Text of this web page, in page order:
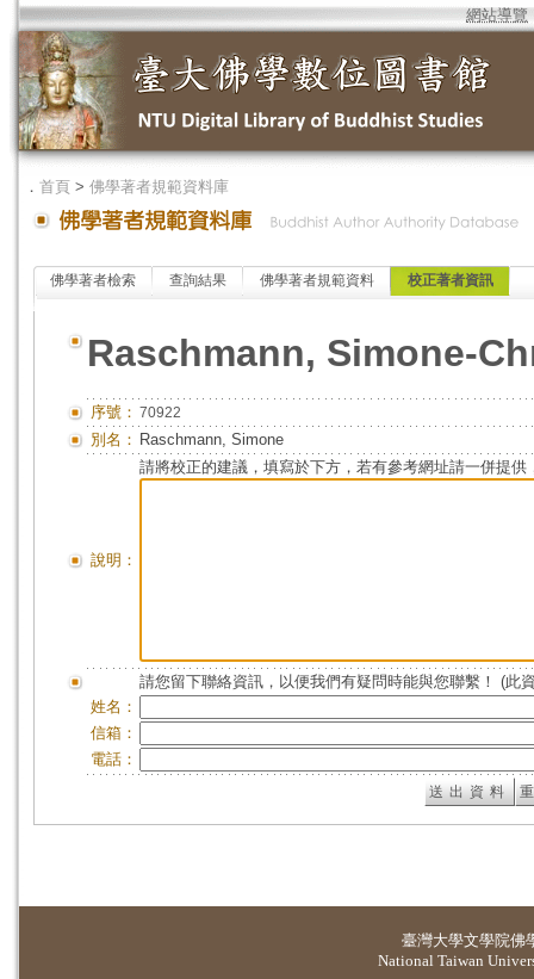
網站導覽
． 首頁 > 佛學著者規範資料庫
佛學著者檢索 查詢結果 佛學著者規範資料 校正著者資訊
Raschmann, Simone-
序號： 70922
別名： Raschmann, Simone
說明：
請將校正的建議，填寫於下方，若有參考網址請一併提供
請您留下聯絡資訊，以便我們有疑問時能與您聯繫！ (此
姓名：
信箱：
電話：
臺灣大學文學院佛
National Taiwan